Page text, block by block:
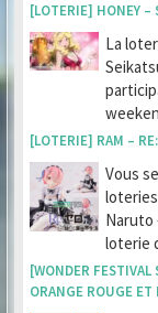
[LOTERIE] HONEY –
La
[LOTERIE] RAM –
Vous
Naruto
loterie
[WONDER
ORANGE ROUGE ET